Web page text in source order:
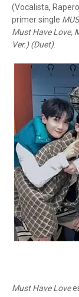
(Vocalista,
primer single
Must Have Love,
Ver.) (Duet).
Must Have Love